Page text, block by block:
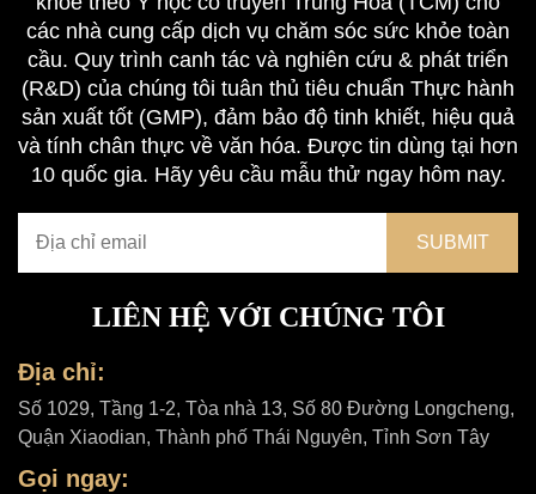
các nhà cung cấp dịch vụ chăm sóc sức khỏe toàn
cầu. Quy trình canh tác và nghiên cứu & phát triển
(R&D) của chúng tôi tuân thủ tiêu chuẩn Thực hành
sản xuất tốt (GMP), đảm bảo độ tinh khiết, hiệu quả
và tính chân thực về văn hóa. Được tin dùng tại hơn
10 quốc gia. Hãy yêu cầu mẫu thử ngay hôm nay.
LIÊN HỆ VỚI CHÚNG TÔI
Địa chỉ:
Số 1029, Tầng 1-2, Tòa nhà 13, Số 80 Đường Longcheng,
Quận Xiaodian, Thành phố Thái Nguyên, Tỉnh Sơn Tây
Gọi ngay: